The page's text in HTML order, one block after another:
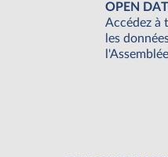
OPEN
Accédez à
les